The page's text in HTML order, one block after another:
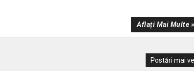
Aflați Mai Multe »
Postări mai